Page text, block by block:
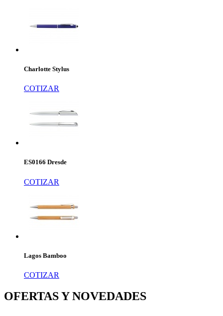
Charlotte Stylus
COTIZAR
ES0166 Dresde
COTIZAR
Lagos Bamboo
COTIZAR
OFERTAS Y NOVEDADES